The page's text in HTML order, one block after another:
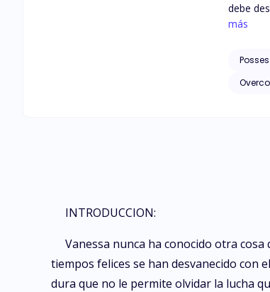
debe
legado
la paz
más
INTRODUCCION:
Vanessa nunca ha conocido otra
tiempos felices se han desvanecido con
dura que no le permite olvidar la lucha